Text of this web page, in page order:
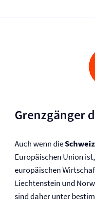
Grenzgänger
Auch wenn dieSchweiz
Europäischen Union
europäischen
Liechtenstein und
sind daher unter